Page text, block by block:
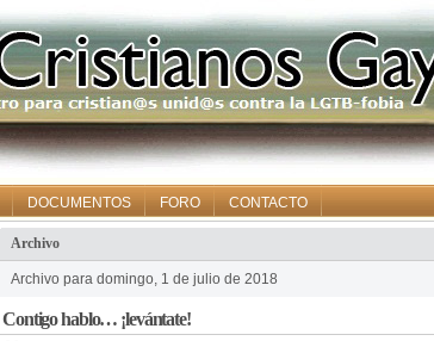
DOCUMENTOS FORO CONTACTO
Archivo
Archivo para domingo, 1 de julio de 2018
Contigo hablo… ¡levántate!